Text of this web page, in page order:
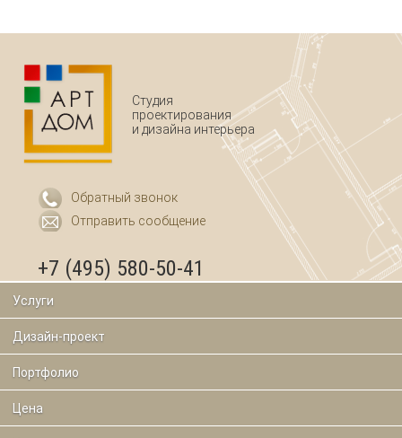
Студия
проектирования
и дизайна интерьера
Обратный звонок
Отправить сообщение
+7 (495) 580-50-41
Услуги
Дизайн-проект
Портфолио
Цена